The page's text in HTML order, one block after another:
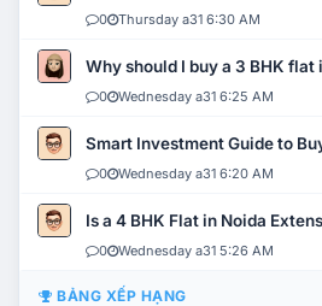
0 Thursday a31 6:30 AM
Why should I buy a 3 BHK flat
0 Wednesday a31 6:25 AM
Smart Investment Guide to
0 Wednesday a31 6:20 AM
Is a 4 BHK Flat in Noida
0 Wednesday a31 5:26 AM
BẢNG XẾP HẠNG